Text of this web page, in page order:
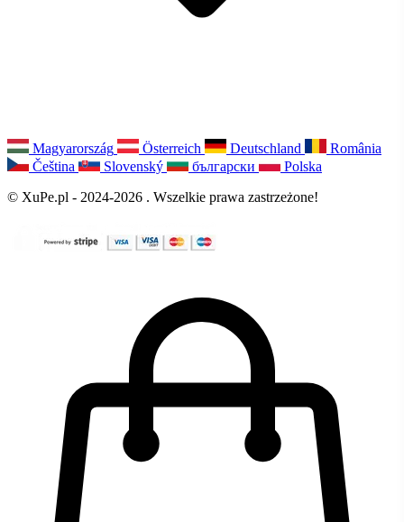
Magyarország Österreich Deutschland
România
Čeština
Slovenský български
Polska
© XuPe.pl - 2024-2026 . Wszelkie prawa zastrzeżone!